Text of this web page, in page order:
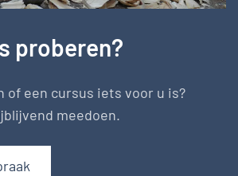
proberen?
of een cursus iets voor u is?
meedoen.